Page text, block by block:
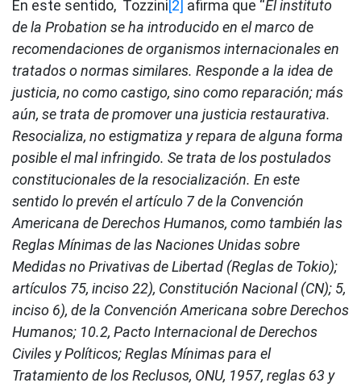
En este sentido, Tozzini[2] afirma que “El instituto
de la Probation se ha introducido en el marco de
recomendaciones de organismos internacionales en
tratados o normas similares. Responde a la idea de
justicia, no como castigo, sino como reparación; más
aún, se trata de promover una justicia restaurativa.
Resocializa, no estigmatiza y repara de alguna forma
posible el mal infringido. Se trata de los postulados
constitucionales de la resocialización. En este
sentido lo prevén el artículo 7 de la Convención
Americana de Derechos Humanos, como también las
Reglas Mínimas de las Naciones Unidas sobre
Medidas no Privativas de Libertad (Reglas de Tokio);
artículos 75, inciso 22), Constitución Nacional (CN); 5,
inciso 6), de la Convención Americana sobre Derechos
Humanos; 10.2, Pacto Internacional de Derechos
Civiles y Políticos; Reglas Mínimas para el
Tratamiento de los Reclusos, ONU, 1957, reglas 63 y